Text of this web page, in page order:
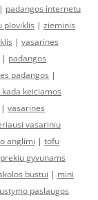
| padangos internetu
ploviklis | zieminis
| vasarines
| padangos
padangos |
kada keiciamos
| vasarines
vasariniu
anglimi | tofu
prekiu gyvunams
bustui | mini
paslaugos